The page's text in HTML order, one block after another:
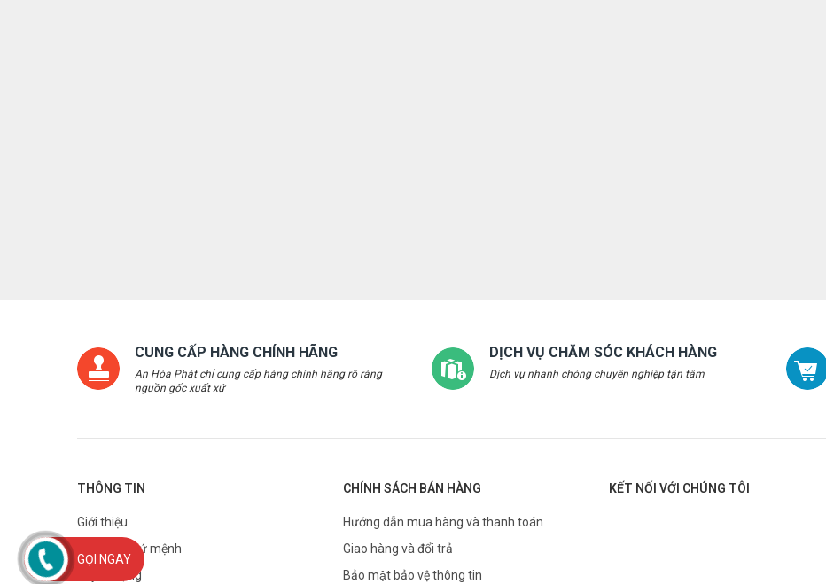
CUNG CẤP HÀNG CHÍNH HÃNG
An Hòa Phát chỉ cung cấp hàng chính hãng rõ ràng
nguồn gốc xuất xứ
DỊCH VỤ CHĂM SÓC KHÁCH HÀNG
Dịch vụ nhanh chóng chuyên nghiệp tận tâm
THÔNG TIN
Giới thiệu
Tầm nhìn sứ mệnh
Tuyển dụng
CHÍNH SÁCH BÁN HÀNG
Hướng dẫn mua hàng và thanh toán
Giao hàng và đổi trả
Bảo mật bảo vệ thông tin
KẾT NỐI VỚI CHÚNG TÔI
GỌI NGAY